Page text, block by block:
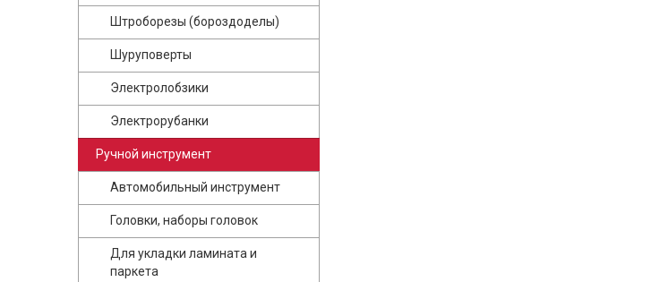
Штроборезы (бороздоделы)
Шуруповерты
Электролобзики
Электрорубанки
Ручной инструмент
Автомобильный инструмент
Головки, наборы головок
Для укладки ламината и
паркета